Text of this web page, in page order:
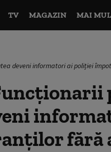
TV MAGAZIN MAI
deveni informatori ai poliției
fără